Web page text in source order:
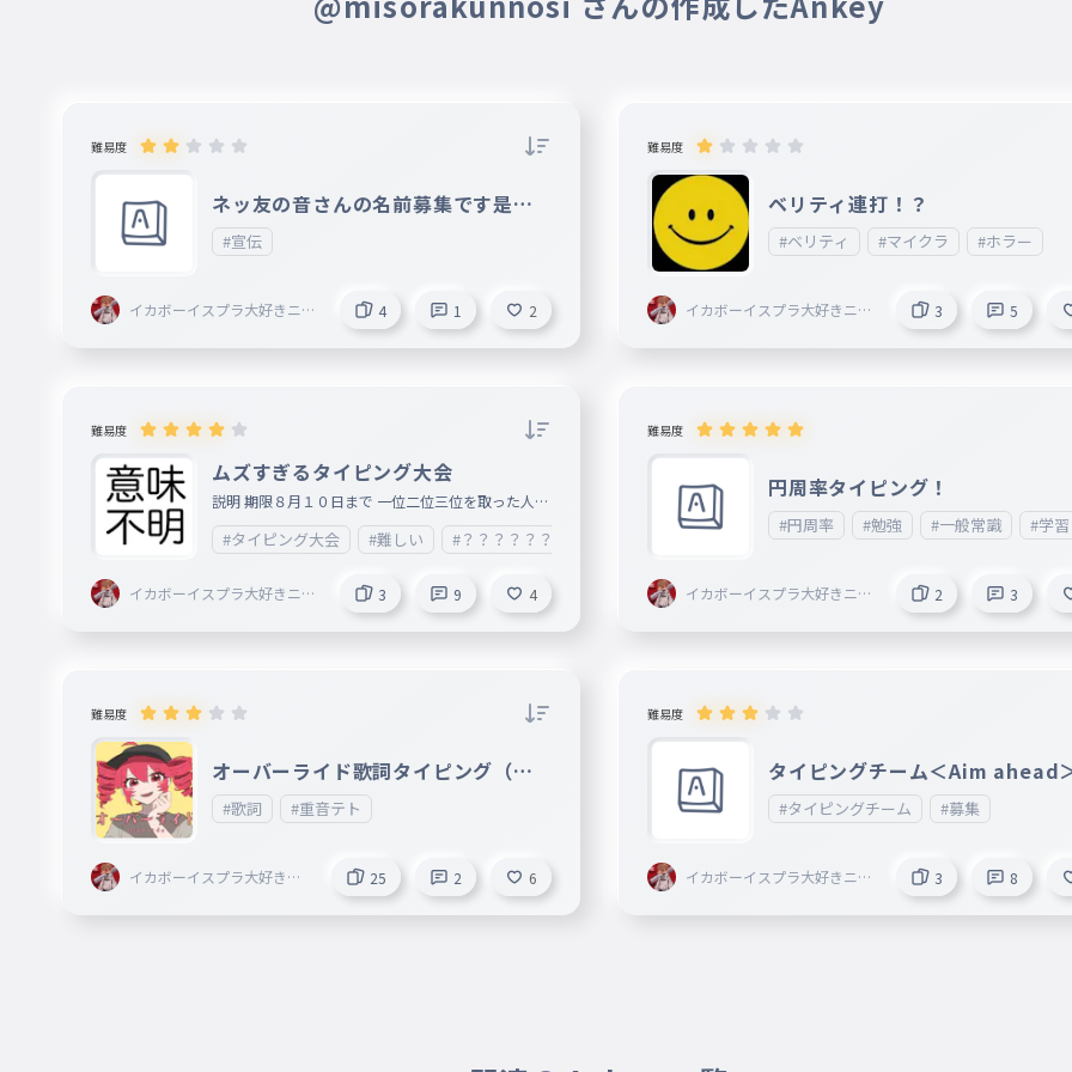
難易度
ネッ友の音さんの名前募集です是非
はいってやってください
#宣伝
イカボーイスプラ大好きニキ
4 1 2
難易度
ベリティ連打！？
#ベリティ #マイクラ #ホラー
イカボーイスプラ大好きニキ
3 5
難易度
ムズすぎるタイピング大会
説明 期限８月１０日まで 一位二位三位を取った人は
名前載せます １０位以内に入った人は全員必ずフォ
ローします （制作者は入りません） 頑張ってくださ
#タイピング大会 #難しい #？？？？？？？？？？？？？？？？？？？？
イカボーイスプラ大好きニキ
3 9 4
難易度
円周率タイピング！
#円周率 #勉強 #一般常識 #学習
イカボーイスプラ大好きニキ
2 3
難易度
オーバーライド歌詞タイピング（１
番）！
#歌詞 #重音テト
イカボーイスプラ大好きニ
25 2 6
難易度
タイピングチーム＜Aim ahead
集！
#タイピングチーム #募集
イカボーイスプラ大好きニキ
3 8